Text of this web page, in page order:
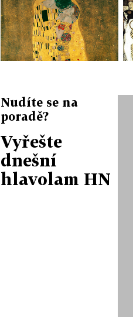
Nudíte se na
poradě?
Vyřešte
dnešní
hlavolam HN